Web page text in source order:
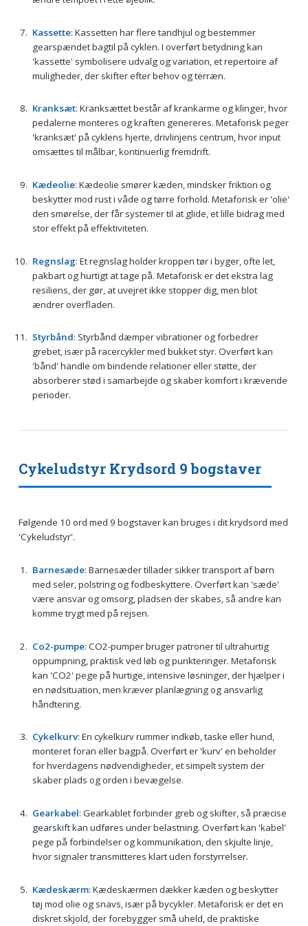
Kassette: Kassetten har flere tandhjul og bestemmer
gearspændet bagtil på cyklen. I overført betydning kan
'kassette' symbolisere udvalg og variation, et repertoire af
muligheder, der skifter efter behov og terræn.
Kranksæt: Kranksættet består af krankarme og klinger, hvor
pedalerne monteres og kraften genereres. Metaforisk peger
'kranksæt' på cyklens hjerte, drivlinjens centrum, hvor input
omsættes til målbar, kontinuerlig fremdrift.
Kædeolie: Kædeolie smører kæden, mindsker friktion og
beskytter mod rust i våde og tørre forhold. Metaforisk er 'olie'
den smørelse, der får systemer til at glide, et lille bidrag med
stor effekt på effektiviteten.
Regnslag: Et regnslag holder kroppen tør i byger, ofte let,
pakbart og hurtigt at tage på. Metaforisk er det ekstra lag
resiliens, der gør, at uvejret ikke stopper dig, men blot
ændrer overfladen.
Styrbånd: Styrbånd dæmper vibrationer og forbedrer
grebet, især på racercykler med bukket styr. Overført kan
'bånd' handle om bindende relationer eller støtte, der
absorberer stød i samarbejde og skaber komfort i krævende
perioder.
Cykeludstyr Krydsord 9 bogstaver
Følgende 10 ord med 9 bogstaver kan bruges i dit krydsord med
'Cykeludstyr'.
Barnesæde: Barnesæder tillader sikker transport af børn
med seler, polstring og fodbeskyttere. Overført kan 'sæde'
være ansvar og omsorg, pladsen der skabes, så andre kan
komme trygt med på rejsen.
Co2-pumpe: CO2-pumper bruger patroner til ultrahurtig
oppumpning, praktisk ved løb og punkteringer. Metaforisk
kan 'CO2' pege på hurtige, intensive løsninger, der hjælper i
en nødsituation, men kræver planlægning og ansvarlig
håndtering.
Cykelkurv: En cykelkurv rummer indkøb, taske eller hund,
monteret foran eller bagpå. Overført er 'kurv' en beholder
for hverdagens nødvendigheder, et simpelt system der
skaber plads og orden i bevægelse.
Gearkabel: Gearkablet forbinder greb og skifter, så præcise
gearskift kan udføres under belastning. Overført kan 'kabel'
pege på forbindelser og kommunikation, den skjulte linje,
hvor signaler transmitteres klart uden forstyrrelser.
Kædeskærm: Kædeskærmen dækker kæden og beskytter
tøj mod olie og snavs, især på bycykler. Metaforisk er det en
diskret skjold, der forebygger små uheld, de praktiske